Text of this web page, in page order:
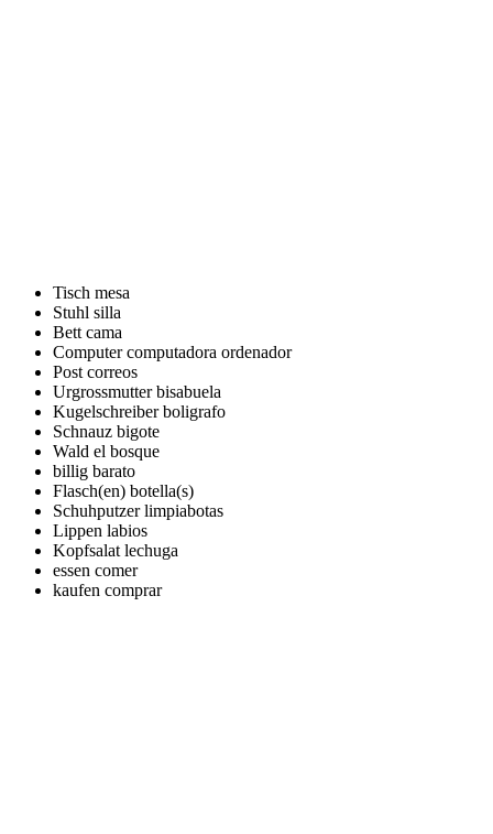
Tisch mesa
Stuhl silla
Bett cama
Computercomputadora ordenador
Post correos
Urgrossmutterbisabuela
Kugelschreiberboligrafo
Schnauz bigote
Wald el bosque
billig barato
Flasch(en) botella(s)
Schuhputzerlimpiabotas
Lippen labios
Kopfsalat lechuga
essen comer
kaufen comprar